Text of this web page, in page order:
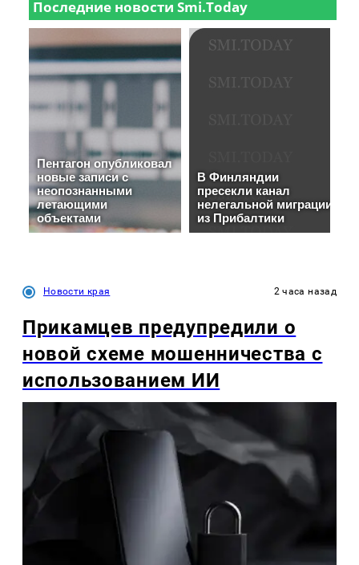
Новости края 2 часа назад
Прикамцев предупредили о
новой схеме мошенничества с
использованием ИИ